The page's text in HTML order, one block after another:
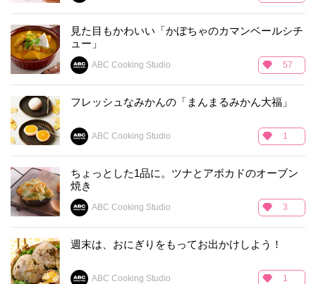
見た目もかわいい「かぼちゃのカマンベールシチ
ュー」
ABC Cooking Studio 57
フレッシュなみかんの「まんまるみかん大福」
ABC Cooking Studio 1
ちょっとした1品に。ツナとアボカドのオーブン
焼き
ABC Cooking Studio 3
週末は、おにぎりをもってお出かけしよう！
ABC Cooking Studio 1